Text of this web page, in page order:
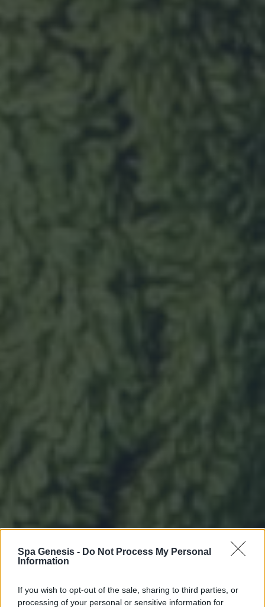
Spa Genesis - Do Not Process My Personal
Information
If you wish to opt-out of the sale, sharing to third parties, or
processing of your personal or sensitive information for